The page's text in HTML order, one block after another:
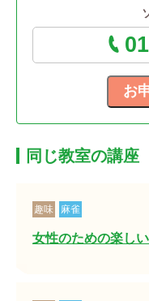
同じ教室の講座
趣味 麻雀
女性のための楽し